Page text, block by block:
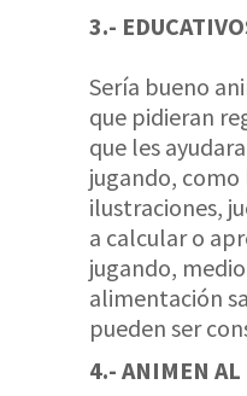
3.-
Sería bueno
que pidieran
que les
jugando,
ilustraciones,
a calcular o
jugando,
alimentación
pueden ser
4.- ANIMEN AL